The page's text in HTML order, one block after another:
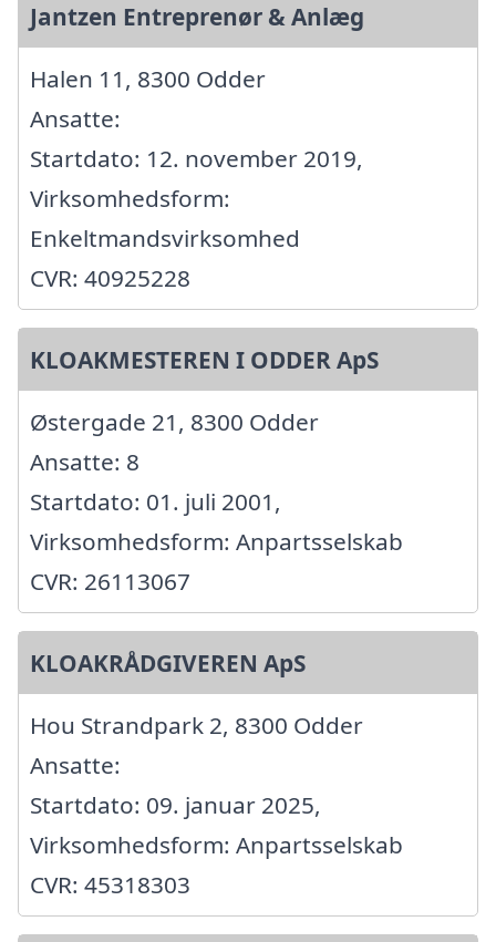
Jantzen Entreprenør & Anlæg
Halen 11, 8300 Odder
Ansatte:
Startdato: 12. november 2019,
Virksomhedsform:
Enkeltmandsvirksomhed
CVR: 40925228
KLOAKMESTEREN I ODDER ApS
Østergade 21, 8300 Odder
Ansatte: 8
Startdato: 01. juli 2001,
Virksomhedsform: Anpartsselskab
CVR: 26113067
KLOAKRÅDGIVEREN ApS
Hou Strandpark 2, 8300 Odder
Ansatte:
Startdato: 09. januar 2025,
Virksomhedsform: Anpartsselskab
CVR: 45318303